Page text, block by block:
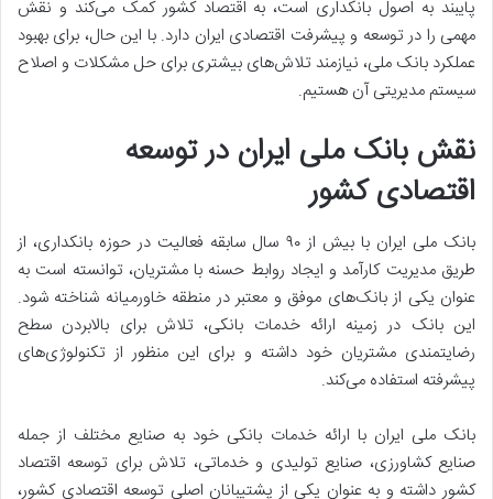
پایبند به اصول بانکداری است، به اقتصاد کشور کمک می‌کند و نقش
مهمی را در توسعه و پیشرفت اقتصادی ایران دارد. با این حال، برای بهبود
عملکرد بانک ملی، نیازمند تلاش‌های بیشتری برای حل مشکلات و اصلاح
سیستم مدیریتی آن هستیم.
نقش بانک ملی ایران در توسعه
اقتصادی کشور
بانک ملی ایران با بیش از ۹۰ سال سابقه فعالیت در حوزه بانکداری، از
طریق مدیریت کارآمد و ایجاد روابط حسنه با مشتریان، توانسته است به
عنوان یکی از بانک‌های موفق و معتبر در منطقه خاورمیانه شناخته شود.
این بانک در زمینه ارائه خدمات بانکی، تلاش برای بالابردن سطح
رضایتمندی مشتریان خود داشته و برای این منظور از تکنولوژی‌های
پیشرفته استفاده می‌کند.
بانک ملی ایران با ارائه خدمات بانکی خود به صنایع مختلف از جمله
صنایع کشاورزی، صنایع تولیدی و خدماتی، تلاش برای توسعه اقتصاد
کشور داشته و به عنوان یکی از پشتیبانان اصلی توسعه اقتصادی کشور،